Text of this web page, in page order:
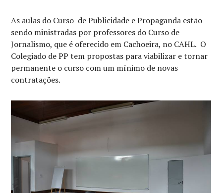
As aulas do Curso de Publicidade e Propaganda estão
sendo ministradas por professores do Curso de
Jornalismo, que é oferecido em Cachoeira, no CAHL. O
Colegiado de PP tem propostas para viabilizar e tornar
permanente o curso com um mínimo de novas
contratações.